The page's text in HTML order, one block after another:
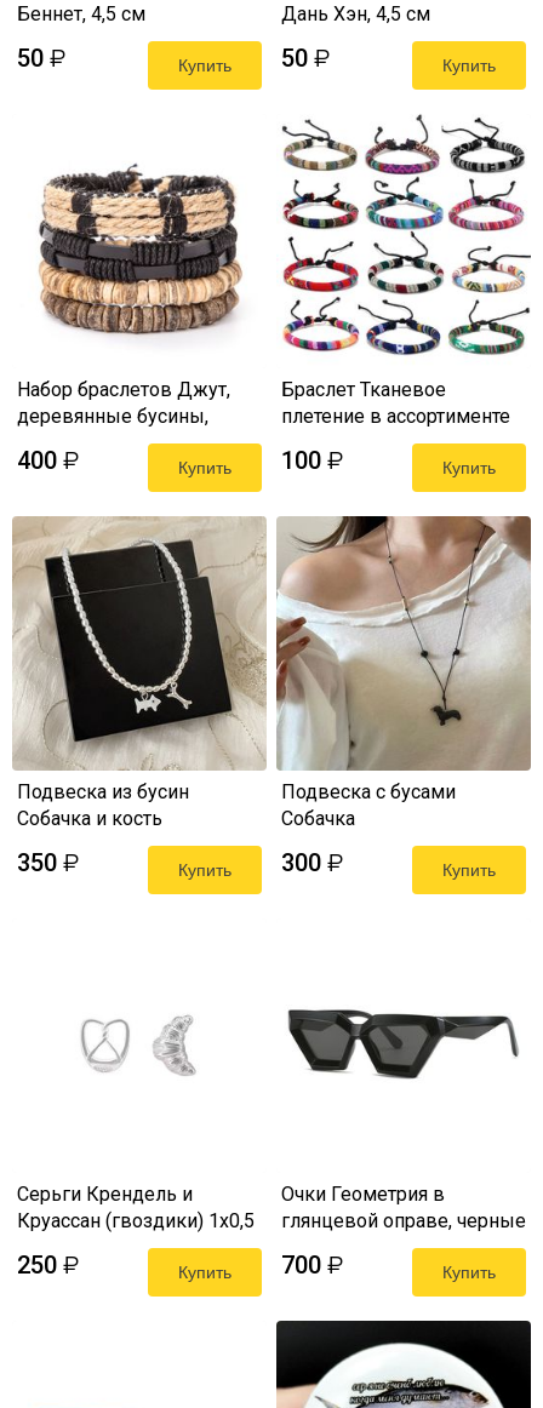
Беннет, 4,5 см
50 ₽ Купить
Дань Хэн, 4,5 см
50 ₽ Купить
Набор браслетов Джут,
деревянные бусины,
400 ₽ Купить
Браслет Тканевое
плетение в ассортименте
100 ₽ Купить
Подвеска из бусин
Собачка и кость
350 ₽ Купить
Подвеска с бусами
Собачка
300 ₽ Купить
Серьги Крендель и
Круассан (гвоздики) 1х0,5
250 ₽ Купить
Очки Геометрия в
глянцевой оправе, черные
700 ₽ Купить